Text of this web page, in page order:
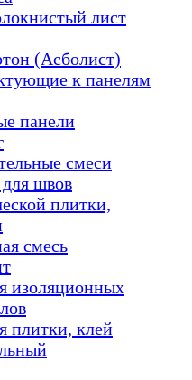
лист
(Асболист)
к панелям
панели
смеси
для швов
плитки,
смесь
изоляционных
плитки, клей